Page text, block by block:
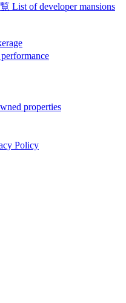
List of developer mansions
properties
Policy